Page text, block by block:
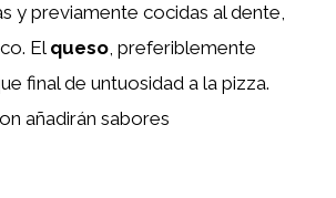
y previamente cocidas al dente,
El queso, preferiblemente
final de untuosidad a la pizza.
añadirán sabores